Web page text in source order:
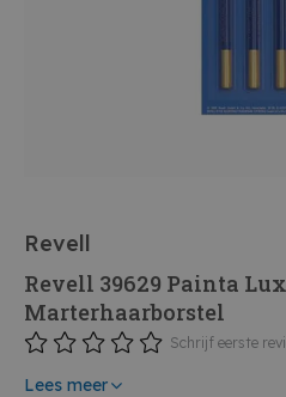
Revell
Revell 39629 Painta
Marterhaarborstel
Schrijf eerste
Lees meer